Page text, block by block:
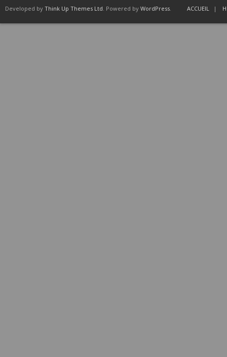
Developed by Think Up Themes Ltd . Powered by WordPress ACCUEIL